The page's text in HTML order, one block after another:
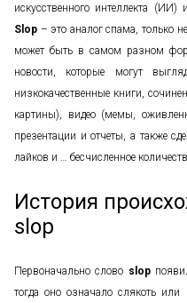
искусственного интеллекта
Slop – это аналог спама, только
может быть в самом разном
новости, которые могут
низкокачественные книги,
картины), видео (мемы,
презентации и отчеты, а также
лайков и … бесчисленное
История
slop
Первоначально слово slop
тогда оно означало слякоть